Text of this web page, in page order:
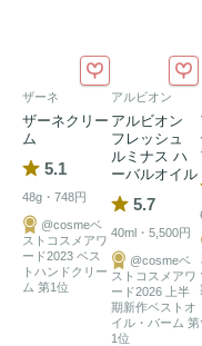
*2センチフォリアバラ
ザーネ
ザーネクリー
ム
5.1
48g・748円
@cosmeベ
ストコスメアワ
ード2023 ベス
トハンドクリー
ム 第1位
アルビオン
アルビオン
フレッシュ
ルミナス ハ
ーバルオイル
5.7
40ml・5,500円
@cosmeベ
ストコスメアワ
ード2026 上半
期新作ベストオ
イル・バーム 第
1位